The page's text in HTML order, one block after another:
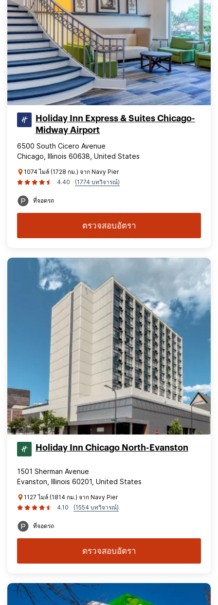
Holiday Inn Express & Suites Chicago-
Midway Airport
6500 South Cicero Avenue
Chicago, Illinois 60638, United States
1074 ไมล์ (1728 กม.) จาก Navy Pier
4.40
(1774 บทวิจารณ์)
ที่จอดรถ
ตรวจสอบอัตรา
Holiday Inn Chicago North-Evanston
1501 Sherman Avenue
Evanston, Illinois 60201, United States
1127 ไมล์ (1814 กม.) จาก Navy Pier
4.10
(1554 บทวิจารณ์)
ที่จอดรถ
ตรวจสอบอัตรา